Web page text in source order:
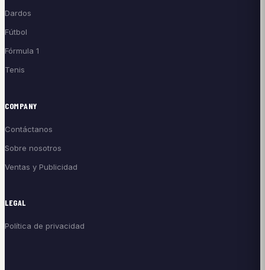
Dardos
Fútbol
Fórmula 1
Tenis
COMPANY
Contáctanos
Sobre nosotros
Ventas y Publicidad
LEGAL
Política de privacidad